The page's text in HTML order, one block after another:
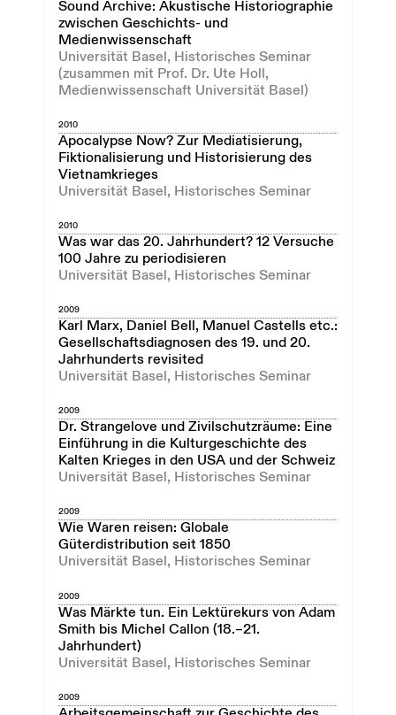
Sound Archive: Akustische Historiographie
zwischen Geschichts- und
Medienwissenschaft
Universität Basel, Historisches Seminar
(zusammen mit Prof. Dr. Ute Holl,
Medienwissenschaft Universität Basel)
2010
Apocalypse Now? Zur Mediatisierung,
Fiktionalisierung und Historisierung des
Vietnamkrieges
Universität Basel, Historisches Seminar
2010
Was war das 20. Jahrhundert? 12 Versuche
100 Jahre zu periodisieren
Universität Basel, Historisches Seminar
2009
Karl Marx, Daniel Bell, Manuel Castells etc.:
Gesellschaftsdiagnosen des 19. und 20.
Jahrhunderts revisited
Universität Basel, Historisches Seminar
2009
Dr. Strangelove und Zivilschutzräume: Eine
Einführung in die Kulturgeschichte des
Kalten Krieges in den USA und der Schweiz
Universität Basel, Historisches Seminar
2009
Wie Waren reisen: Globale
Güterdistribution seit 1850
Universität Basel, Historisches Seminar
2009
Was Märkte tun. Ein Lektürekurs von Adam
Smith bis Michel Callon (18.–21.
Jahrhundert)
Universität Basel, Historisches Seminar
2009